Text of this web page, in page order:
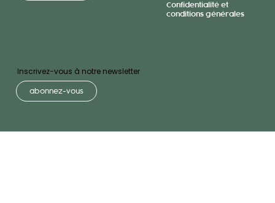
Inscrivez-vous à notre newsletter
abonnez-vous
Confidentialité et
conditions générales